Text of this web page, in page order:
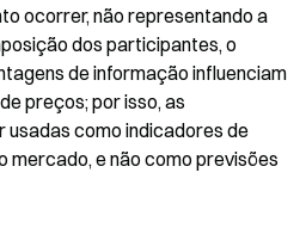
ocorrer, não representando a
dos participantes, o
de informação influenciam
preços; por isso, as
usadas como indicadores de
mercado, e não como previsões